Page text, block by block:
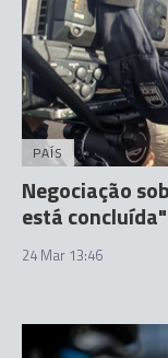
PAÍS
Negociação
está concluída"
24 Mar 13:46